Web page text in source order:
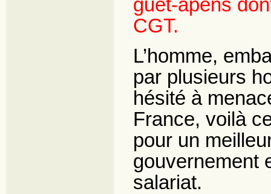
guet-apens
CGT.
L’homme,
par plusieurs
hésité à
France, voilà
pour un
gouvernement
salariat.